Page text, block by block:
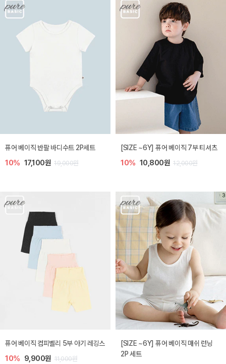
퓨어 베이직 반팔 바디수트 2P세트
10% 17,100원 19,000원
[SIZE ~6Y] 퓨어 베이직 7부 티셔츠
10% 10,800원 12,000원
퓨어 베이직 컴피벨리 5부 아기 레깅스
10% 9,900원 11,000원
[SIZE ~6Y] 퓨어 베이직 매쉬 런닝
2P 세트